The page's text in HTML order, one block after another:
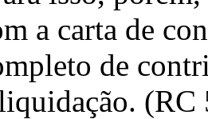
a carta de
de